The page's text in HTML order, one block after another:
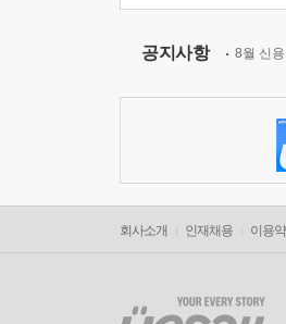
공지사항 8월 신
회사소개 인재채용 이용